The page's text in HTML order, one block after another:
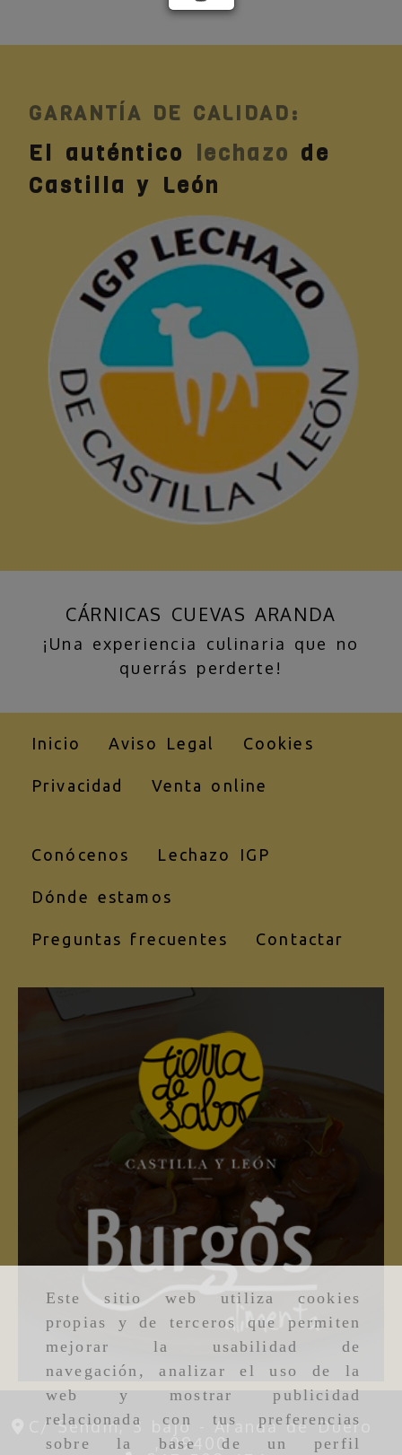
Este sitio web utiliza cookies
propias y de terceros que permiten
mejorar la usabilidad de
navegación, analizar el uso de la
web y mostrar publicidad
relacionada con tus preferencias
sobre la base de un perfil
GARANTÍA DE CALIDAD:
El auténtico lechazo de
Castilla y León
CÁRNICAS CUEVAS ARANDA
¡Una experiencia culinaria que no
querrás perderte!
Inicio Aviso Legal Cookies
Privacidad Venta online
Conócenos Lechazo IGP
Dónde estamos
Preguntas frecuentes Contactar
C/ Sendín, 3 bajo -Aranda de Duero
,09400